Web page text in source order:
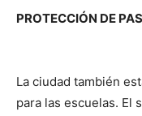
PROTECCIÓN DE
La ciudad también
para las escuelas. El